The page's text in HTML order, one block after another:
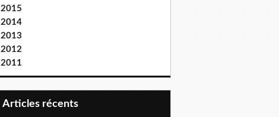
2015
2014
2013
2012
2011
articles récents